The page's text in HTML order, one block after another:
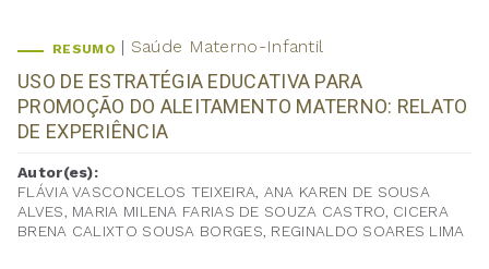
RESUMO Saúde Materno-Infantil
USO DE ESTRATÉGIA EDUCATIVA PARA
PROMOÇÃO DO ALEITAMENTO MATERNO: RELATO
DE EXPERIÊNCIA
Autor(es):
FLÁVIA VASCONCELOS TEIXEIRA, ANA KAREN DE SOUSA
ALVES, MARIA MILENA FARIAS DE SOUZA CASTRO, CICERA
BRENA CALIXTO SOUSA BORGES, REGINALDO SOARES LIMA